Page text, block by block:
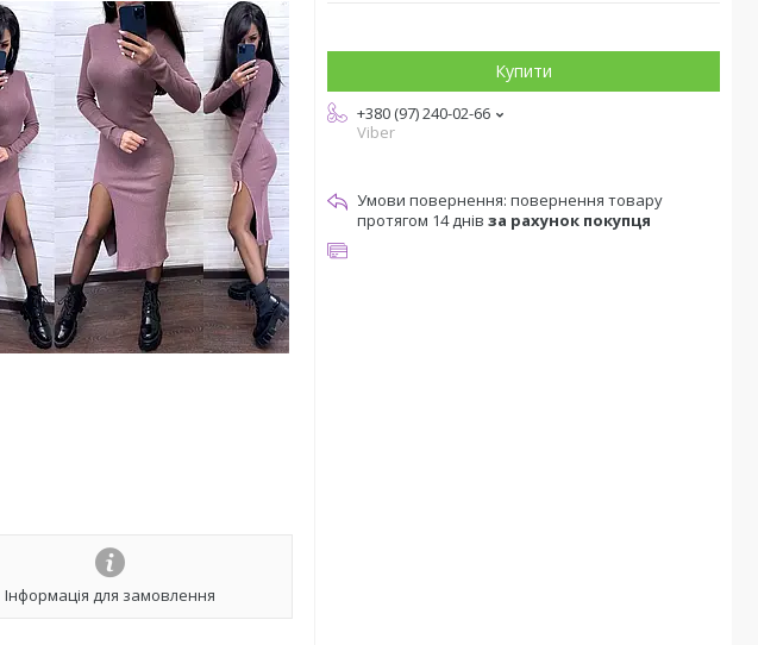
Інформація для замовлення
Купити
+380 (97) 240-02-66
Viber
повернення товару
протягом 14 днів за рахунок покупця